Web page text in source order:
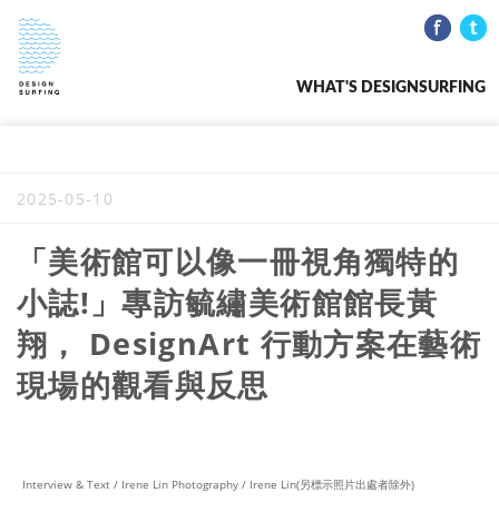
WHAT'S DESIGNSURFING
2025-05-10
「美術館可以像一冊視角獨特的
小誌!」專訪毓繡美術館館長黃
翔， DesignArt 行動方案在藝術
現場的觀看與反思
Interview & Text / Irene Lin Photography / Irene Lin(另標示照片出處者除外)